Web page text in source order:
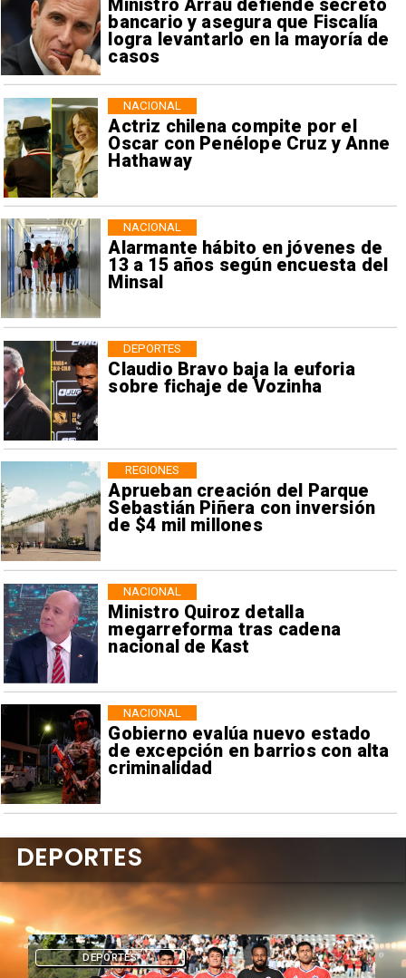
Ministro Arrau defiende secreto
bancario y asegura que Fiscalía
logra levantarlo en la mayoría de
casos
Actriz chilena compite por el
Oscar con Penélope Cruz y Anne
Hathaway
NACIONAL
Alarmante hábito en jóvenes de
13 a 15 años según encuesta del
Minsal
NACIONAL
Claudio Bravo baja la euforia
sobre fichaje de Vozinha
DEPORTES
Aprueban creación del Parque
Sebastián Piñera con inversión
de $4 mil millones
REGIONES
Ministro Quiroz detalla
megarreforma tras cadena
nacional de Kast
NACIONAL
Gobierno evalúa nuevo estado
de excepción en barrios con alta
criminalidad
NACIONAL
DEPORTES
DEPORTES